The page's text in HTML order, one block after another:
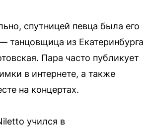
спутницей певца была его
танцовщица из Екатеринбурга
Пара часто публикует
в интернете, а также
на концертах.
учился в